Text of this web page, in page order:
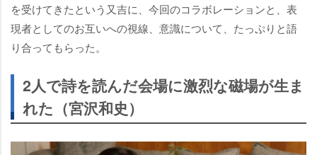
を受けてきたという又吉に、今回のコラボレーションと、表
現者としてのお互いへの視線、意識について、たっぷりと語
り合ってもらった。
2人で詩を読んだ会場に激烈な磁場が生ま
れた（宮沢和史）